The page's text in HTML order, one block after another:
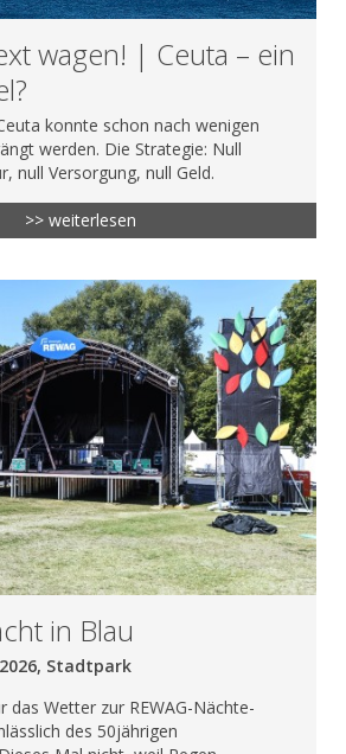
wagen! | Ceuta – ein
konnte schon nach wenigen
werden. Die Strategie: Null
null Versorgung, null Geld.
>> weiterlesen
in Blau
Stadtpark
das Wetter zur REWAG-Nächte-
des 50jährigen